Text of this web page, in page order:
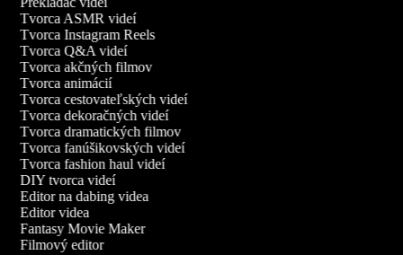
Tvorca ASMR videí
Tvorca Instagram Reels
Tvorca Q&A videí
Tvorca akčných filmov
Tvorca animácií
Tvorca cestovateľských videí
Tvorca dekoračných videí
Tvorca dramatických filmov
Tvorca fanúšikovských videí
Tvorca fashion haul videí
DIY tvorca videí
Editor na dabing videa
Editor videa
Fantasy Movie Maker
Filmový editor